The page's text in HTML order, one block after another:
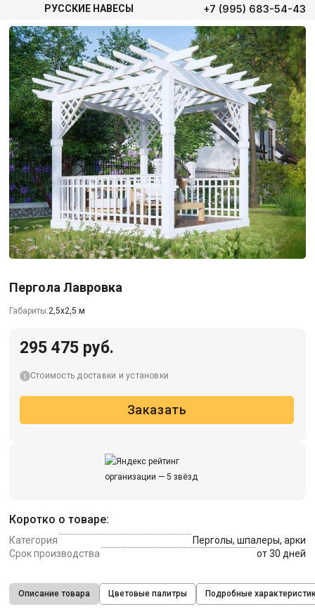
РУССКИЕ НАВЕСЫ +7 (995) 683-54-43
Пергола Лавровка
Габариты:2,5х2,5 м
Коротко о товаре:
Категория
Перголы, шпалеры, арки
Срок производства
от 30 дней
295 475 руб.
Стоимость доставки и установки
Заказать
Описание товара Цветовые палитры Подробные